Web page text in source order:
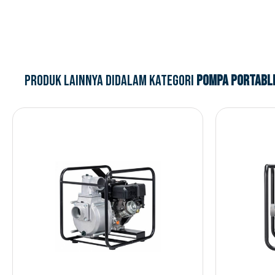
Produk lainnya didalam kategori Pompa